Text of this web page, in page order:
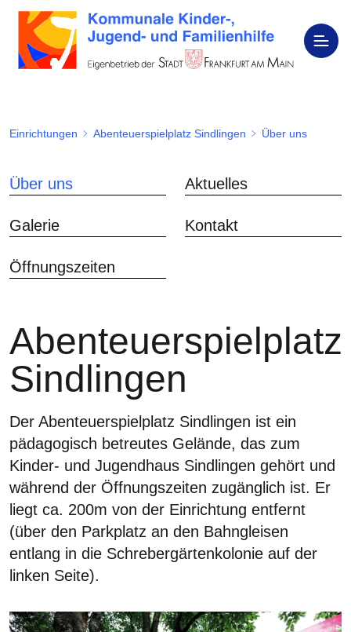
Einrichtungen Abenteuerspielplatz Sindlingen Über uns
Über uns Aktuelles
Galerie Kontakt
Öffnungszeiten
Abenteuerspielplatz
Sindlingen
Der Abenteuerspielplatz Sindlingen ist ein
pädagogisch betreutes Gelände, das zum
Kinder- und Jugendhaus Sindlingen gehört und
während der Öffnungszeiten zugänglich ist. Er
liegt ca. 200m von der Einrichtung entfernt
(über den Parkplatz an den Bahngleisen
entlang in die Schrebergärtenkolonie auf der
linken Seite).